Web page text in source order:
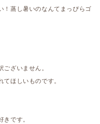
！蒸し暑いのなんてまっぴらゴ
ざいません。
ほしいものです。
です。